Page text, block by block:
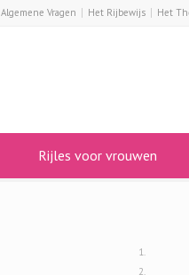
Algemene Vragen Het Rijbewijs Het
Rijles voor vrouwen